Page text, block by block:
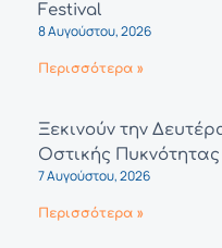
Festival
8 Αυγούστου, 2026
Περισσότερα »
Ξεκινούν την
Οστικής Πυκνότητας
7 Αυγούστου, 2026
Περισσότερα »